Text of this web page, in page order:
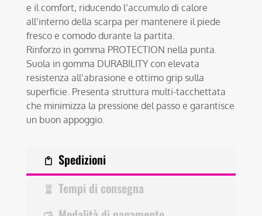
e il comfort, riducendo l’accumulo di calore
all’interno della scarpa per mantenere il piede
fresco e comodo durante la partita.
Rinforzo in gomma PROTECTION nella punta.
Suola in gomma DURABILITY con elevata
resistenza all’abrasione e ottimo grip sulla
superficie. Presenta struttura multi-tacchettata
che minimizza la pressione del passo e garantisce
un buon appoggio.
Spedizioni
Tempi di consegna